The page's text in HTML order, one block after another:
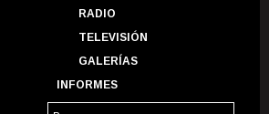
RADIO
TELEVISIÓN
GALERÍAS
INFORMES